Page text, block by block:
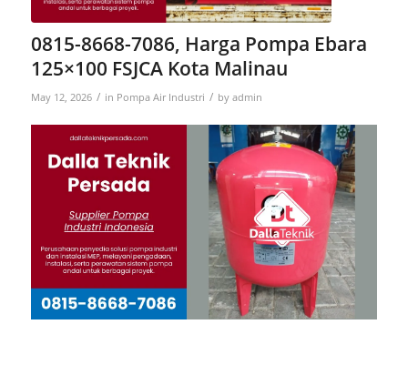
0815-8668-7086, Harga Pompa Ebara
125×100 FSJCA Kota Malinau
May 12, 2026 / in Pompa Air Industri / by admin